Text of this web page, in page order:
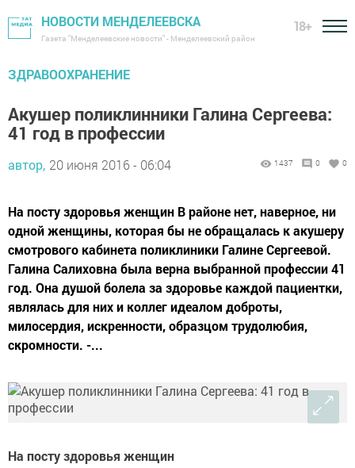
НОВОСТИ МЕНДЕЛЕЕВСКА
Газета "Менделеевские новости" - Менделеевский район
18+
ЗДРАВООХРАНЕНИЕ
Акушер поликлинники Галина Сергеева:
41 год в профессии
автор, 20 июня 2016 - 06:04 1437 0 0
На посту здоровья женщин В районе нет, наверное, ни
одной женщины, которая бы не обращалась к акушеру
смотрового кабинета поликлиники Галине Сергеевой.
Галина Салиховна была верна выбранной профессии 41
год. Она душой болела за здоровье каждой пациентки,
являлась для них и коллег идеалом доброты,
милосердия, искренности, образцом трудолюбия,
скромности. -...
На посту здоровья женщин